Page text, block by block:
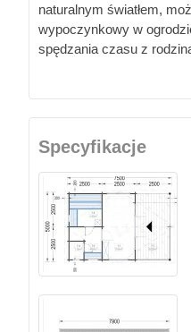
naturalnym światłem,
wypoczynkowy w
spędzania czasu z
Specyfikacje